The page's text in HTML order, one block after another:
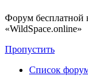
Форум бесплатной
«WildSpace.online»
Пропустить
Список